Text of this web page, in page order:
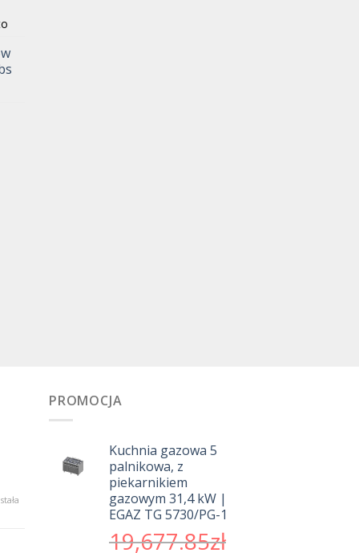
PROMOCJA
Kuchnia gazowa 5
palnikowa, z
piekarnikiem
gazowym 31,4 kW |
EGAZ TG 5730/PG-1
19,677.85zł